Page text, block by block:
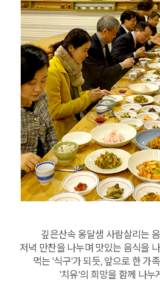
깊은산속 옹달샘 사람살리는
저녁 만찬을 나누며 맛있는 음식을
먹는 '식구'가 되듯, 앞으로 한 가
'치유'의 희망을 함께 나누